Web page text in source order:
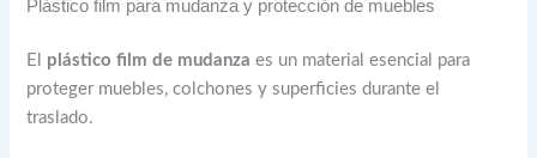
Plástico film para mudanza y protección de muebles
El plástico film de mudanza es un material esencial para
proteger muebles, colchones y superficies durante el
traslado.